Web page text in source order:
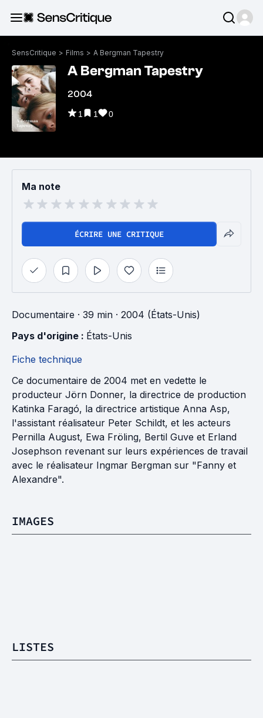
SensCritique > Films > A Bergman Tapestry
A Bergman Tapestry
2004
1 1 0
Ma note
ÉCRIRE UNE CRITIQUE
Documentaire · 39 min · 2004 (États-Unis)
Pays d'origine : États-Unis
Fiche technique
Ce documentaire de 2004 met en vedette le
producteur Jörn Donner, la directrice de production
Katinka Faragó, la directrice artistique Anna Asp,
l'assistant réalisateur Peter Schildt, et les acteurs
Pernilla August, Ewa Fröling, Bertil Guve et Erland
Josephson revenant sur leurs expériences de travail
avec le réalisateur Ingmar Bergman sur "Fanny et
Alexandre".
IMAGES
LISTES